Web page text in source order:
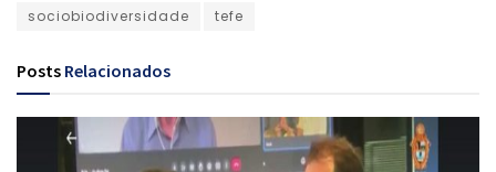
sociobiodiversidade
tefe
Posts Relacionados